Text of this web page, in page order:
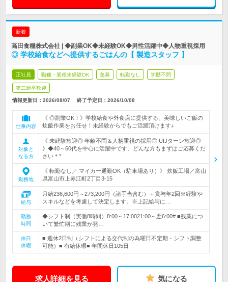
新着
高田食糧株式会社 | ◆副業OK◆未経験OK◆男性活躍中◆人物重視採用
◎ 学校給食などへ提供するごはんの【 製造スタッフ 】
正社員 職種・業種未経験OK 急募 転勤なし 学歴不問
第二新卒歓迎
情報更新日：2026/08/07 終了予定日： 2026/10/08
仕事内容
《 ◎副業OK！》学校給食や外食店に提供する、美味しいご飯の
炊飯作業をお任せ！未経験からでもご活躍頂けます♪
対象と
なる方
《 未経験歓迎◎ 年齢不問＆人柄重視の採用◎ UIJターン歓迎◎
》◆40～60代を中心に活躍中です。どんな方もまずはご応募くだ
さい＊*
勤務地
《 転勤なし／ マイカー通勤OK（駐車場あり）》 炊飯工場／富山
県富山市上赤江町2丁目3-15
給与
月給236,600円～273,200円（諸手当含む）＋賞与年2回※経験や
スキルなどを考慮して決定します。※上記給与に…
勤務
時間
◆シフト制（実働8時間）8:00～17:0021:00～翌6:00# ■残業につ
いて繁忙期に残業が発…
休日
休暇
■ 週休2日制（シフトによる交代制の為曜日不定期・シフト調整
可能）■ 有給休暇■ 年間休日105日
求人詳細を見る 気になる